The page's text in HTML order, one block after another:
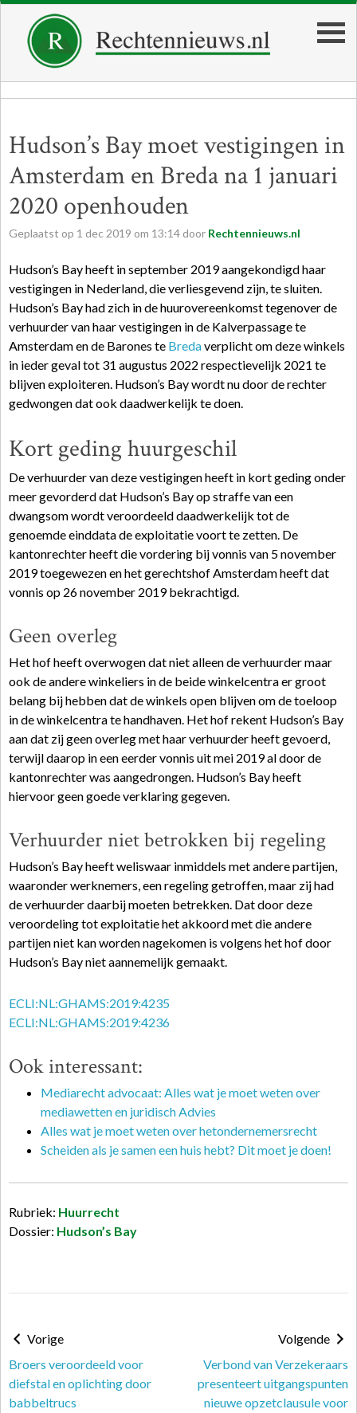
Hudson’s Bay moet vestigingen in
Amsterdam en Breda na 1 januari
2020 openhouden
Geplaatst op 1 dec 2019 om 13:14 door Rechtennieuws.nl
Hudson’s Bay heeft in september 2019 aangekondigd haar
vestigingen in Nederland, die verliesgevend zijn, te sluiten.
Hudson’s Bay had zich in de huurovereenkomst tegenover de
verhuurder van haar vestigingen in de Kalverpassage te
Amsterdam en de Barones te Bredaverplicht om deze winkels
in ieder geval tot 31 augustus 2022 respectievelijk 2021 te
blijven exploiteren. Hudson’s Bay wordt nu door de rechter
gedwongen dat ook daadwerkelijk te doen.
Kort geding huurgeschil
De verhuurder van deze vestigingen heeft in kort geding onder
meer gevorderd dat Hudson’s Bay op straffe van een
dwangsom wordt veroordeeld daadwerkelijk tot de
genoemde einddata de exploitatie voort te zetten. De
kantonrechter heeft die vordering bij vonnis van 5 november
2019 toegewezen en het gerechtshof Amsterdam heeft dat
vonnis op 26 november 2019 bekrachtigd.
Geen overleg
Het hof heeft overwogen dat niet alleen de verhuurder maar
ook de andere winkeliers in de beide winkelcentra er groot
belang bij hebben dat de winkels open blijven om de toeloop
in de winkelcentra te handhaven. Het hof rekent Hudson’s Bay
aan dat zij geen overleg met haar verhuurder heeft gevoerd,
terwijl daarop in een eerder vonnis uit mei 2019 al door de
kantonrechter was aangedrongen. Hudson’s Bay heeft
hiervoor geen goede verklaring gegeven.
Verhuurder niet betrokken bij regeling
Hudson’s Bay heeft weliswaar inmiddels met andere partijen,
waaronder werknemers, een regeling getroffen, maar zij had
de verhuurder daarbij moeten betrekken. Dat door deze
veroordeling tot exploitatie het akkoord met die andere
partijen niet kan worden nagekomen is volgens het hof door
Hudson’s Bay niet aannemelijk gemaakt.
ECLI:NL:GHAMS:2019:4235
ECLI:NL:GHAMS:2019:4236
Ook interessant:
Mediarecht advocaat: Alles wat je moet weten over
mediawetten en juridisch Advies
Alles wat je moet weten over hetondernemersrecht
Scheiden als je samen een huis hebt? Dit moet je doen!
Rubriek: Huurrecht
Dossier: Hudson’s Bay
Vorige
Broers veroordeeld voor
diefstal en oplichting door
babbeltrucs
Volgende
Verbond van Verzekeraars
presenteert uitgangspunten
nieuwe opzetclausule voor